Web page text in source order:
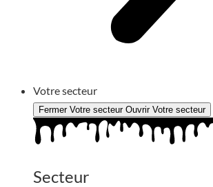
Votre secteur
Fermer Votre secteur Ouvrir Votre secteur
Secteur